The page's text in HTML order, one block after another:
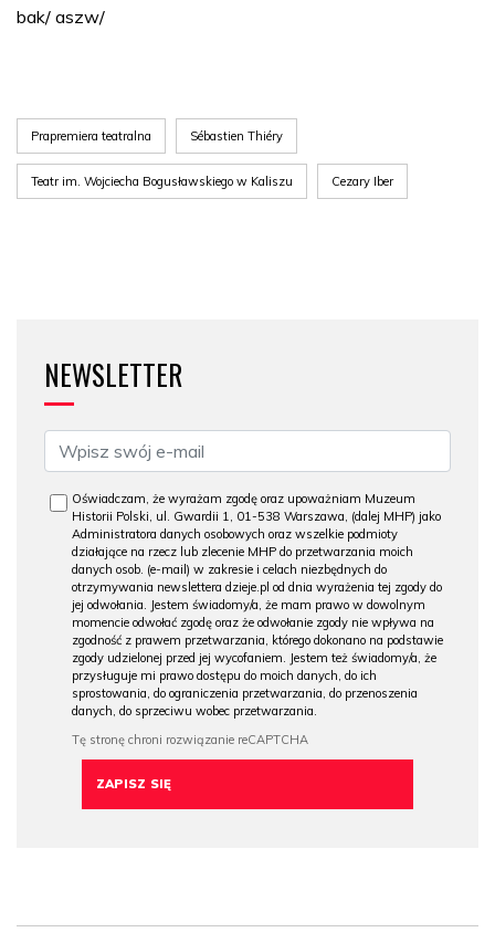
bak/ aszw/
Prapremiera teatralna Sébastien Thiéry
Teatr im. Wojciecha Bogusławskiego w Kaliszu Cezary Iber
NEWSLETTER
Oświadczam, że wyrażam zgodę oraz upoważniam Muzeum
Historii Polski, ul. Gwardii 1, 01-538 Warszawa, (dalej MHP) jako
Administratora danych osobowych oraz wszelkie podmioty
działające na rzecz lub zlecenie MHP do przetwarzania moich
danych osob. (e-mail) w zakresie i celach niezbędnych do
otrzymywania newslettera dzieje.pl od dnia wyrażenia tej zgody do
jej odwołania. Jestem świadomy/a, że mam prawo w dowolnym
momencie odwołać zgodę oraz że odwołanie zgody nie wpływa na
zgodność z prawem przetwarzania, którego dokonano na podstawie
zgody udzielonej przed jej wycofaniem. Jestem też świadomy/a, że
przysługuje mi prawo dostępu do moich danych, do ich
sprostowania, do ograniczenia przetwarzania, do przenoszenia
danych, do sprzeciwu wobec przetwarzania.